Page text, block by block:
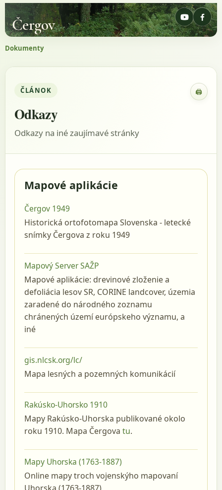
Čergov
Dokumenty
ČLÁNOK 🖨
Odkazy
Odkazy na iné zaujímavé stránky
Mapové aplikácie
Čergov 1949
Historická ortofotomapa Slovenska - letecké
snímky Čergova z roku 1949
Mapový Server SAŽP
Mapové aplikácie: drevinové zloženie a
defoliácia lesov SR, CORINE landcover, územia
zaradené do národného zoznamu
chránených území európskeho významu, a
iné
gis.nlcsk.org/lc/
Mapa lesných a pozemných komunikácií
Rakúsko-Uhorsko 1910
Mapy Rakúsko-Uhorska publikované okolo
roku 1910. Mapa Čergovatu.
Mapy Uhorska (1763-1887)
Online mapy troch vojenskýho mapovaní